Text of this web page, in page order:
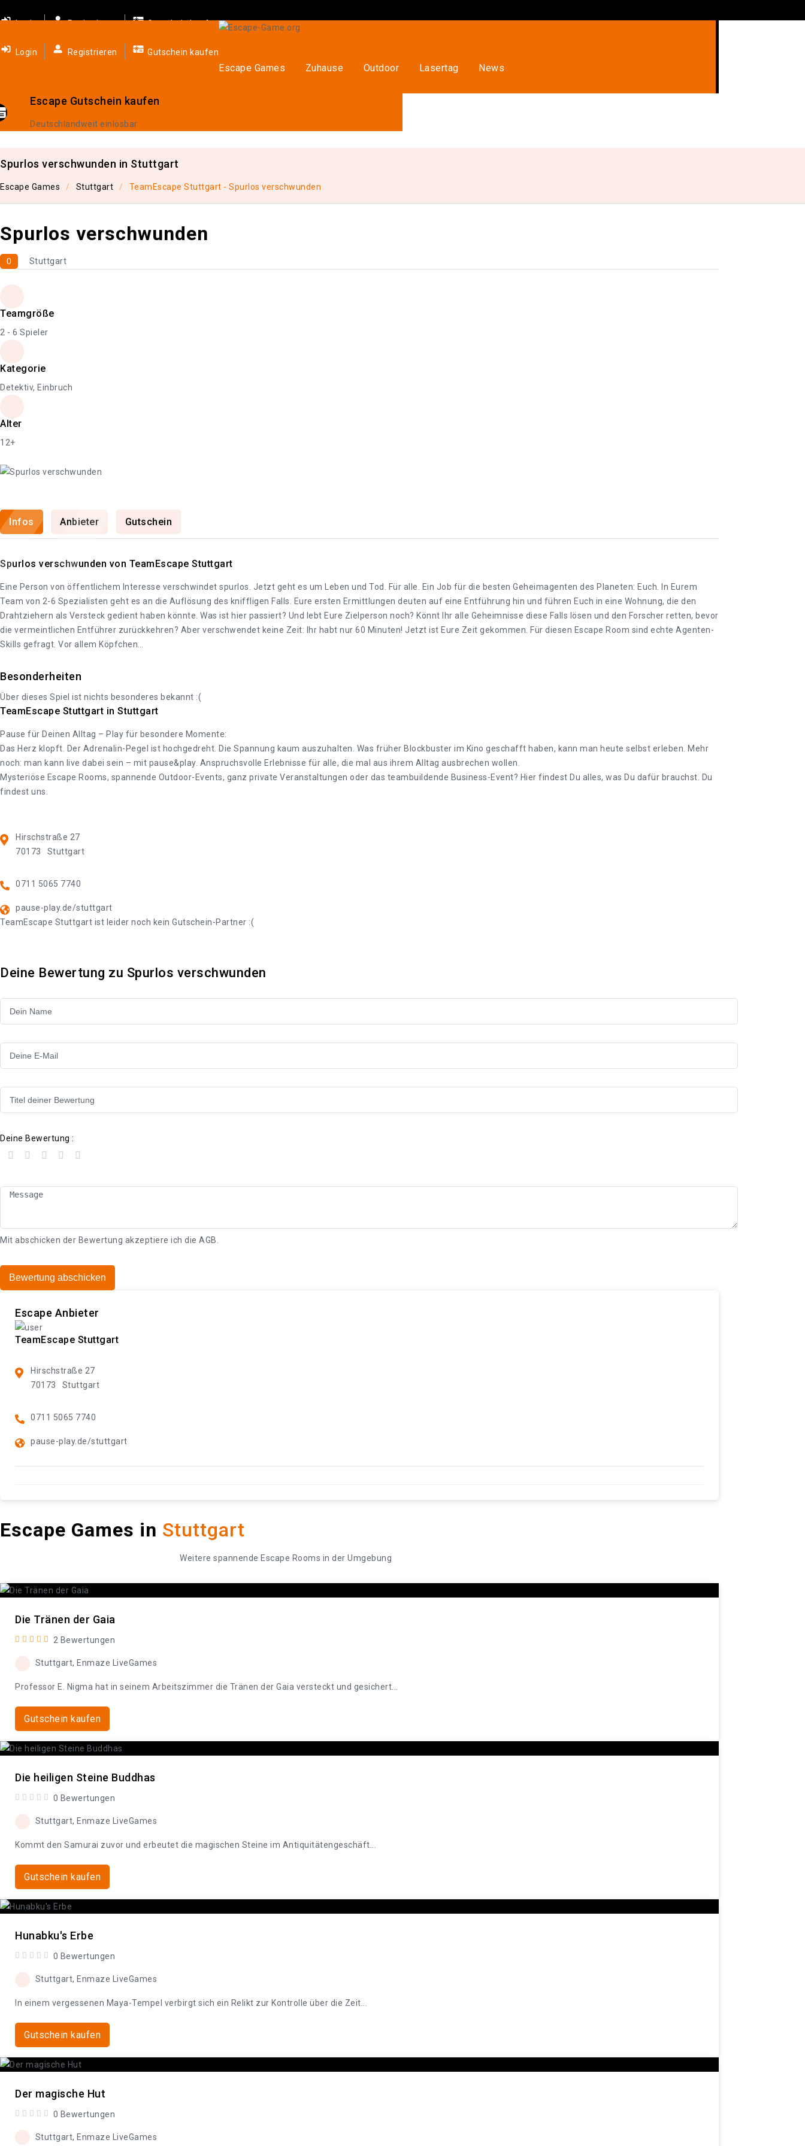
Login Registrieren Gutschein kaufen
Login Registrieren Gutschein kaufen
Escape Games Zuhause Outdoor Lasertag News
Escape Gutschein kaufen
Deutschlandweit einlösbar
Spurlos verschwunden in Stuttgart
Escape Games Stuttgart TeamEscape Stuttgart - Spurlos verschwunden
Spurlos verschwunden
0 Stuttgart
Teamgröße
2 - 6 Spieler
Kategorie
Detektiv, Einbruch
Alter
12+
Infos Anbieter Gutschein
Spurlos verschwunden von TeamEscape Stuttgart
Eine Person von öffentlichem Interesse verschwindet spurlos. Jetzt geht es um Leben und Tod. Für alle. Ein Job für die besten Geheimagenten des Planeten: Euch. In Eurem
Team von 2-6 Spezialisten geht es an die Auflösung des kniffligen Falls. Eure ersten Ermittlungen deuten auf eine Entführung hin und führen Euch in eine Wohnung, die den
Drahtziehern als Versteck gedient haben könnte. Was ist hier passiert? Und lebt Eure Zielperson noch? Könnt Ihr alle Geheimnisse diese Falls lösen und den Forscher retten, bevor
die vermeintlichen Entführer zurückkehren? Aber verschwendet keine Zeit: Ihr habt nur 60 Minuten! Jetzt ist Eure Zeit gekommen. Für diesen Escape Room sind echte Agenten-
Skills gefragt. Vor allem Köpfchen…
Besonderheiten
Über dieses Spiel ist nichts besonderes bekannt :(
TeamEscape Stuttgart in Stuttgart
Pause für Deinen Alltag – Play für besondere Momente:
Das Herz klopft. Der Adrenalin-Pegel ist hochgedreht. Die Spannung kaum auszuhalten. Was früher Blockbuster im Kino geschafft haben, kann man heute selbst erleben. Mehr
noch: man kann live dabei sein – mit pause&play. Anspruchsvolle Erlebnisse für alle, die mal aus ihrem Alltag ausbrechen wollen.
Mysteriöse Escape Rooms, spannende Outdoor-Events, ganz private Veranstaltungen oder das teambuildende Business-Event? Hier findest Du alles, was Du dafür brauchst. Du
findest uns.
Hirschstraße 27
70173
Stuttgart
0711 5065 7740
pause-play.de/stuttgart
TeamEscape Stuttgart ist leider noch kein Gutschein-Partner :(
Deine Bewertung zu Spurlos verschwunden
Deine Bewertung :
Mit abschicken der Bewertung akzeptiere ich die AGB
Bewertung abschicken
Escape Anbieter
TeamEscape Stuttgart
Hirschstraße 27
70173
Stuttgart
0711 5065 7740
pause-play.de/stuttgart
Escape Games in Stuttgart
Weitere spannende Escape Rooms in der Umgebung
Die Tränen der Gaia
2 Bewertungen
Stuttgart, Enmaze LiveGames
Professor E. Nigma hat in seinem Arbeitszimmer die Tränen der Gaia versteckt und gesichert...
Gutschein kaufen
Die heiligen Steine Buddhas
0 Bewertungen
Stuttgart, Enmaze LiveGames
Kommt den Samurai zuvor und erbeutet die magischen Steine im Antiquitätengeschäft...
Gutschein kaufen
Hunabku's Erbe
0 Bewertungen
Stuttgart, Enmaze LiveGames
In einem vergessenen Maya-Tempel verbirgt sich ein Relikt zur Kontrolle über die Zeit...
Gutschein kaufen
Der magische Hut
0 Bewertungen
Stuttgart, Enmaze LiveGames